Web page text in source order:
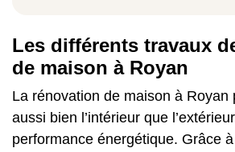
Les différents travaux
de maison à Royan
La rénovation de maison à Royan
aussi bien l’intérieur que
performance énergétique. Grâce